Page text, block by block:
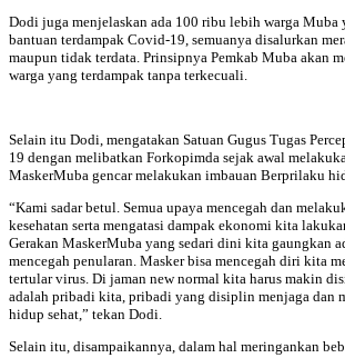
Dodi juga menjelaskan ada 100 ribu lebih warga Muba
bantuan terdampak Covid-19, semuanya disalurkan
maupun tidak terdata. Prinsipnya Pemkab Muba akan
warga yang terdampak tanpa terkecuali.
Selain itu Dodi, mengatakan Satuan Gugus Tugas
19 dengan melibatkan Forkopimda sejak awal
MaskerMuba gencar melakukan imbauan Berprilaku
“Kami sadar betul. Semua upaya mencegah dan
kesehatan serta mengatasi dampak ekonomi kita
Gerakan MaskerMuba yang sedari dini kita gaungkan
mencegah penularan. Masker bisa mencegah diri kita
tertular virus. Di jaman new normal kita harus makin
adalah pribadi kita, pribadi yang disiplin menjaga dan
hidup sehat,” tekan Dodi.
Selain itu, disampaikannya, dalam hal meringankan